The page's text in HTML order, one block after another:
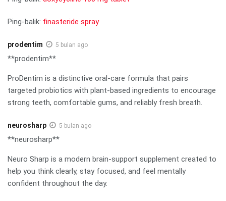
Ping-balik: finasteride spray
prodentim 5 bulan ago
**prodentim**
ProDentim is a distinctive oral-care formula that pairs
targeted probiotics with plant-based ingredients to encourage
strong teeth, comfortable gums, and reliably fresh breath.
neurosharp 5 bulan ago
**neurosharp**
Neuro Sharp is a modern brain-support supplement created to
help you think clearly, stay focused, and feel mentally
confident throughout the day.